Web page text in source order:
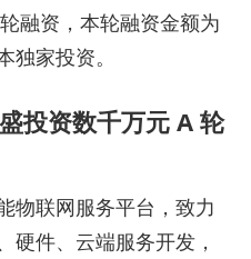
融资，本轮融资金额为
家投资。
投资数千万元 A 轮
物联网服务平台，致力
硬件、云端服务开发，